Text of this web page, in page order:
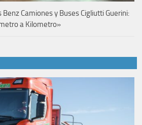
Camiones y Buses Cigliutti Guerini:
a Kilometro»